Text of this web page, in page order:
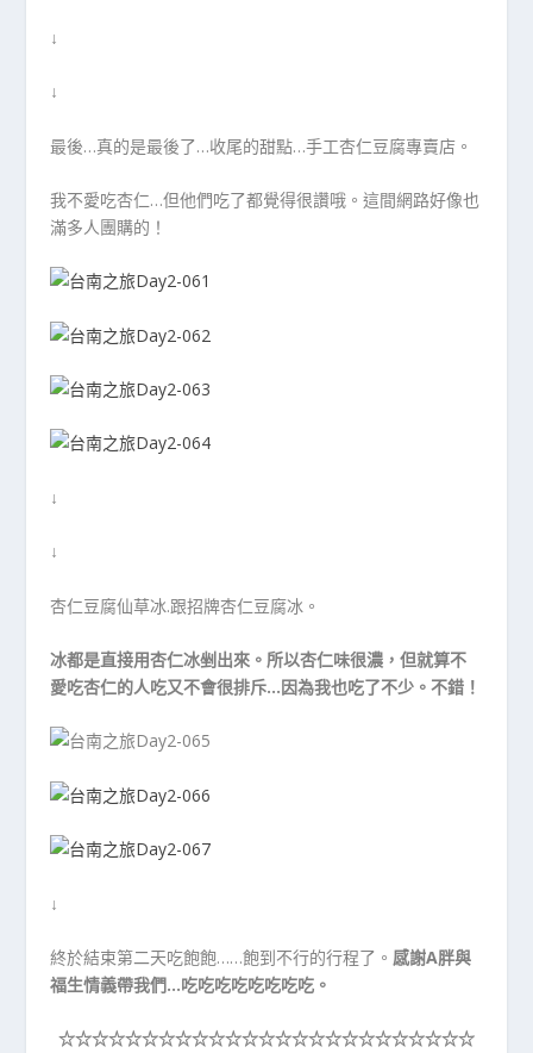
↓
↓
最後…真的是最後了…收尾的甜點…手工杏仁豆腐專賣店。
我不愛吃杏仁…但他們吃了都覺得很讚哦。這間網路好像也
滿多人團購的！
↓
↓
杏仁豆腐仙草冰.跟招牌杏仁豆腐冰。
冰都是直接用杏仁冰剉出來。所以杏仁味很濃，但就算不
愛吃杏仁的人吃又不會很排斥…因為我也吃了不少。不錯！
↓
終於結束第二天吃飽飽……飽到不行的行程了。 感謝A胖與
福生情義帶我們…吃吃吃吃吃吃吃吃。
☆☆☆☆☆☆☆☆☆☆☆☆☆☆☆☆☆☆☆☆☆☆☆☆☆